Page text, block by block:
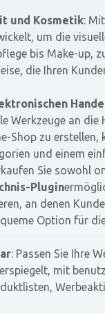
und Kosmetik:
um die
bis Make-up,
die Ihren
Werkzeuge an die
Shop zu erstellen,
und einem
Sie sowohl
Plugin
an denen
Option für
: Passen Sie Ihre
mit